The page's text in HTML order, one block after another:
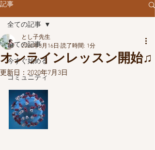
記事
全ての記事
今すぐ始める
コミュニティ
全ての記事
オンラインレッスン開始♫
とし子先生
2020年3月16日 読了時間: 1分
更新日： 2020年7月3日